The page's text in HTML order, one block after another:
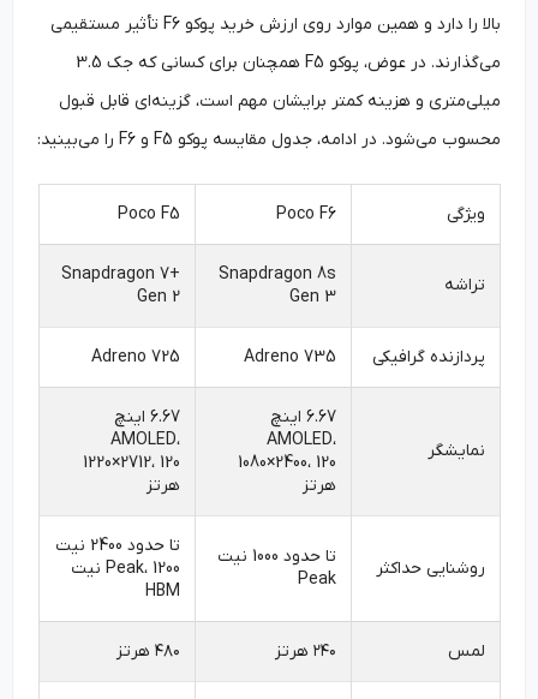
بالا را دارد و همین موارد روی ارزش خرید پوکو F6 تأثیر مستقیمی
می‌گذارند. در عوض، پوکو F5 همچنان برای کسانی که جک 3.5
میلی‌متری و هزینه کمتر برایشان مهم است، گزینه‌ای قابل قبول
محسوب می‌شود. در ادامه، جدول مقایسه پوکو F5 و F6 را می‌بینید:
ویژگی Poco F6
Poco F5
تراشه
Snapdragon 8s
Gen 3
Snapdragon 7+
Gen 2
پردازنده گرافیکی Adreno 735
Adreno 725
نمایشگر
6.67 اینچ
AMOLED،
1080×2400، 120
6.67 اینچ
AMOLED،
1220×2712، 120
روشنایی حداکثر
تا حدود 1000 نیت
Peak
تا حدود 2400 نیت
Peak، 1200 نیت
لمس